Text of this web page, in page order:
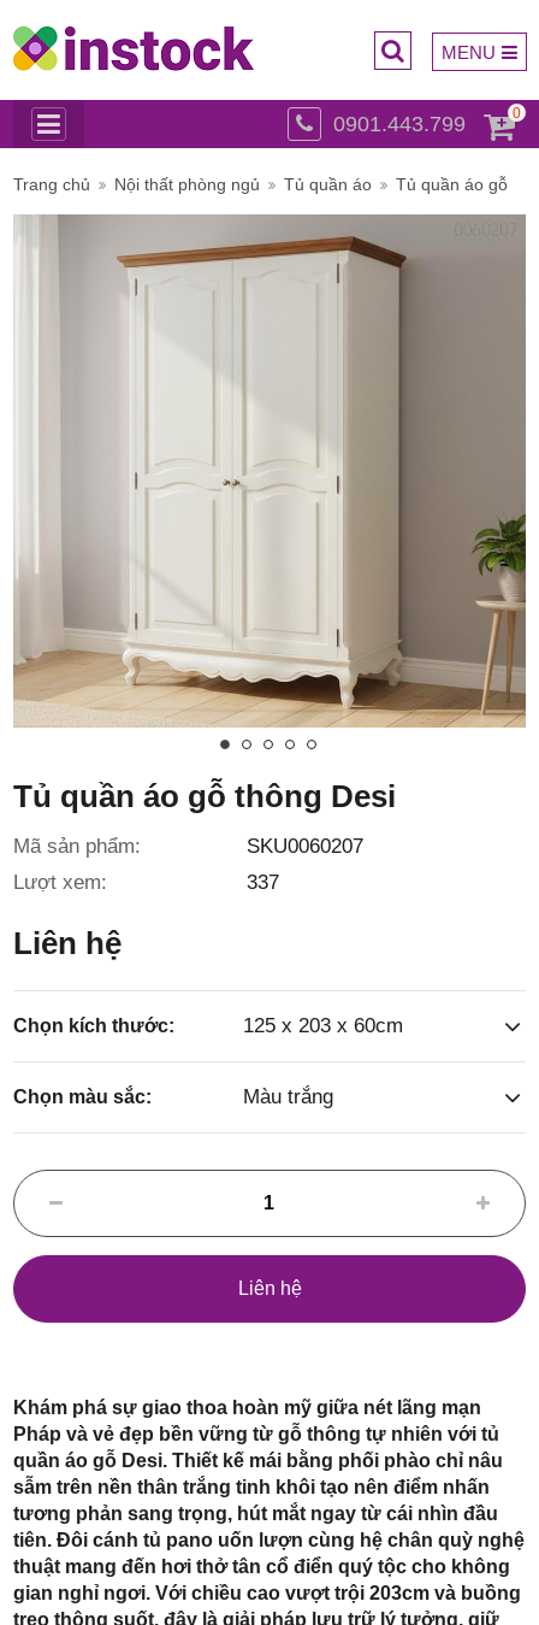
0901.443.799 0
MENU
Trụ sở
chính:
3/6D, ấp
Tiền Lân,
xã Bà
Điểm,
huyện
Hóc Môn,
Trang chủ Nội thất phòng ngủ Tủ quần áo Tủ quần áo gỗ
Tủ quần áo gỗ thông Desi
Mã sản phẩm:
SKU0060207
Lượt xem:
337
Liên hệ
Chọn kích thước: 125 x 203 x 60cm
Chọn màu sắc: Màu trắng
Liên hệ
Khám phá sự giao thoa hoàn mỹ giữa nét lãng mạn
Pháp và vẻ đẹp bền vững từ gỗ thông tự nhiên với tủ
quần áo gỗ Desi. Thiết kế mái bằng phối phào chỉ nâu
sẫm trên nền thân trắng tinh khôi tạo nên điểm nhấn
tương phản sang trọng, hút mắt ngay từ cái nhìn đầu
tiên. Đôi cánh tủ pano uốn lượn cùng hệ chân quỳ nghệ
thuật mang đến hơi thở tân cổ điển quý tộc cho không
gian nghỉ ngơi. Với chiều cao vượt trội 203cm và buồng
treo thông suốt, đây là giải pháp lưu trữ lý tưởng, giữ